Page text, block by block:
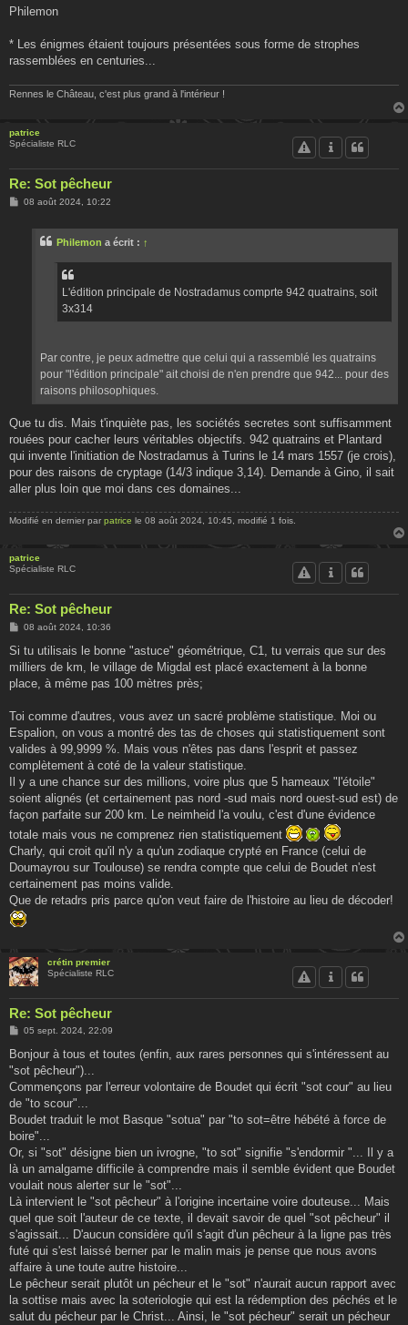
Philemon
* Les énigmes étaient toujours présentées sous forme de strophes
rassemblées en centuries...
Rennes le Château, c'est plus grand à l'intérieur !
patrice
Spécialiste RLC
Re: Sot pêcheur
M08 août 2024, 10:22
Philemon a écrit : ↑
L'édition principale de Nostradamus comprte 942 quatrains, soit
3x314
Par contre, je peux admettre que celui qui a rassemblé les quatrains
pour "l'édition principale" ait choisi de n'en prendre que 942... pour des
raisons philosophiques.
Que tu dis. Mais t'inquiète pas, les sociétés secretes sont suffisamment
rouées pour cacher leurs véritables objectifs. 942 quatrains et Plantard
qui invente l'initiation de Nostradamus à Turins le 14 mars 1557 (je crois),
pour des raisons de cryptage (14/3 indique 3,14). Demande à Gino, il sait
aller plus loin que moi dans ces domaines...
Modifié en dernier par patrice le 08 août 2024, 10:45, modifié 1 fois.
patrice
Spécialiste RLC
Re: Sot pêcheur
M
s
a
g
08 août 2024, 10:36
Si tu utilisais le bonne "astuce" géométrique, C1, tu verrais que sur des
milliers de km, le village de Migdal est placé exactement à la bonne
place, à même pas 100 mètres près;
Toi comme d'autres, vous avez un sacré problème statistique. Moi ou
Espalion, on vous a montré des tas de choses qui statistiquement sont
valides à 99,9999 %. Mais vous n'êtes pas dans l'esprit et passez
complètement à coté de la valeur statistique.
Il y a une chance sur des millions, voire plus que 5 hameaux "l'étoile"
soient alignés (et certainement pas nord -sud mais nord ouest-sud est) de
façon parfaite sur 200 km. Le neimheid l'a voulu, c'est d'une évidence
totale mais vous ne comprenez rien statistiquement
Charly, qui croit qu'il n'y a qu'un zodiaque crypté en France (celui de
Doumayrou sur Toulouse) se rendra compte que celui de Boudet n'est
certainement pas moins valide.
Que de retadrs pris parce qu'on veut faire de l'histoire au lieu de décoder!
crétin premier
Spécialiste RLC
Re: Sot pêcheur
M
s
a
g
05 sept. 2024, 22:09
Bonjour à tous et toutes (enfin, aux rares personnes qui s'intéressent au
"sot pêcheur")...
Commençons par l'erreur volontaire de Boudet qui écrit "sot cour" au lieu
de "to scour"...
Boudet traduit le mot Basque "sotua" par "to sot=être hébété à force de
boire"...
Or, si "sot" désigne bien un ivrogne, "to sot" signifie "s'endormir "... Il y a
là un amalgame difficile à comprendre mais il semble évident que Boudet
voulait nous alerter sur le "sot"...
Là intervient le "sot pêcheur" à l'origine incertaine voire douteuse... Mais
quel que soit l'auteur de ce texte, il devait savoir de quel "sot pêcheur" il
s'agissait... D'aucun considère qu'il s'agit d'un pêcheur à la ligne pas très
futé qui s'est laissé berner par le malin mais je pense que nous avons
affaire à une toute autre histoire...
Le pêcheur serait plutôt un pécheur et le "sot" n'aurait aucun rapport avec
la sottise mais avec la soteriologie qui est la rédemption des péchés et le
salut du pécheur par le Christ... Ainsi, le "sot pécheur" serait un pécheur